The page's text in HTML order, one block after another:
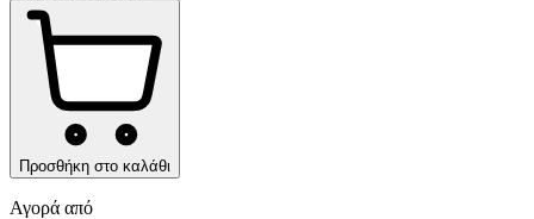
Προσθήκη στο καλάθι
Αγορά από